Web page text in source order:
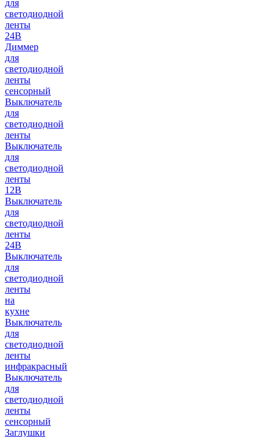
для
светодиодной
ленты
24В
Диммер
для
светодиодной
ленты
сенсорный
Выключатель
для
светодиодной
ленты
Выключатель
для
светодиодной
ленты
12В
Выключатель
для
светодиодной
ленты
24В
Выключатель
для
светодиодной
ленты
на
кухне
Выключатель
для
светодиодной
ленты
инфракрасный
Выключатель
для
светодиодной
ленты
сенсорный
Заглушки